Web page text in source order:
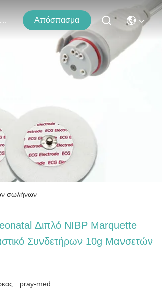
Επικοινωνήστε Μαζί Μας Απόσπασμα
σωλήνων
Διπλό NIBP Marquette
Συνδετήρων 10g Μανσετών
pray-med